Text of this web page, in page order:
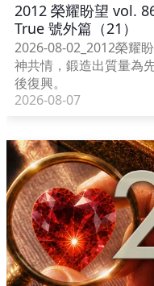
2012 榮耀盼望 vol.
True 號外篇（21）
2026-08-02_2012榮耀
神共情，鍛造出質量為
後復興。
2026-08-07